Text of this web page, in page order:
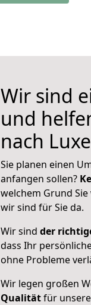
Wir sind
und
nach
Sie planen einen
anfangen sollen?
welchem Grund
wir sind für Sie da.
Wir sind der
dass Ihr
ohne Probleme
Wir legen großen
Qualitätfür